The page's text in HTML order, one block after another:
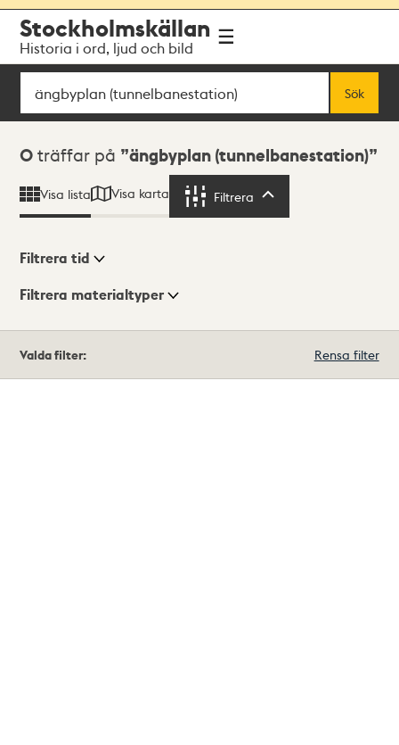
navigationen
huvudinnehållet
Stockholmskällan
Historia i ord, ljud och bild
Sök
Sök
Sökresultat
0 träffar på ängbyplan (tunnelbanestation)
Visa lista Visa karta Filtrera
Visningsläge
Filtrera tid
Filtrera materialtyper
träffar
Valda filter: Rensa filter